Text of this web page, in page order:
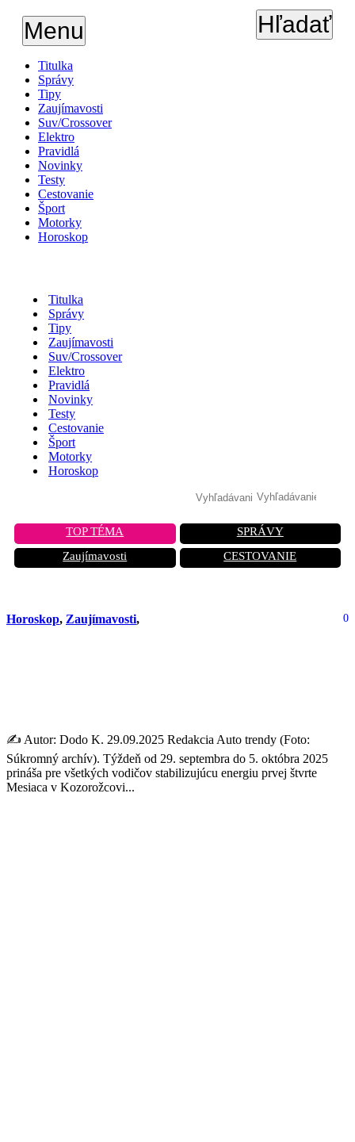
Menu Hľadať
Titulka
Správy
Tipy
Zaujímavosti
Suv/Crossover
Elektro
Pravidlá
Novinky
Testy
Cestovanie
Šport
Motorky
Horoskop
Titulka
Správy
Tipy
Zaujímavosti
Suv/Crossover
Elektro
Pravidlá
Novinky
Testy
Cestovanie
Šport
Motorky
Horoskop
TOP TÉMA
SPRÁVY
Zaujímavosti
CESTOVANIE
Horoskop, Zaujímavosti, 0
✍️ Autor: Dodo K. 29.09.2025 Redakcia Auto trendy (Foto:
Súkromný archív). Týždeň od 29. septembra do 5. októbra 2025
prináša pre všetkých vodičov stabilizujúcu energiu prvej štvrte
Mesiaca v Kozorožcovi...